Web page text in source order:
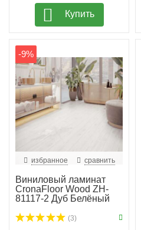
Купить
-9%
избранное сравнить
Виниловый ламинат
CronaFloor Wood ZH-
81117-2 Дуб Белёный
(3)